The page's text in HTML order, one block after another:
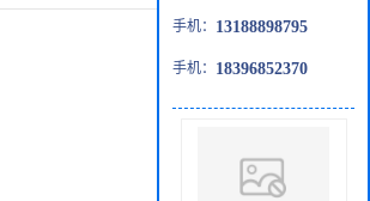
手机： 13188898795
手机： 18396852370